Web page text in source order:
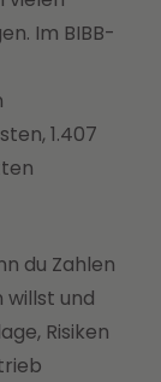
Im BIBB-
1.407
du Zahlen
und
Risiken